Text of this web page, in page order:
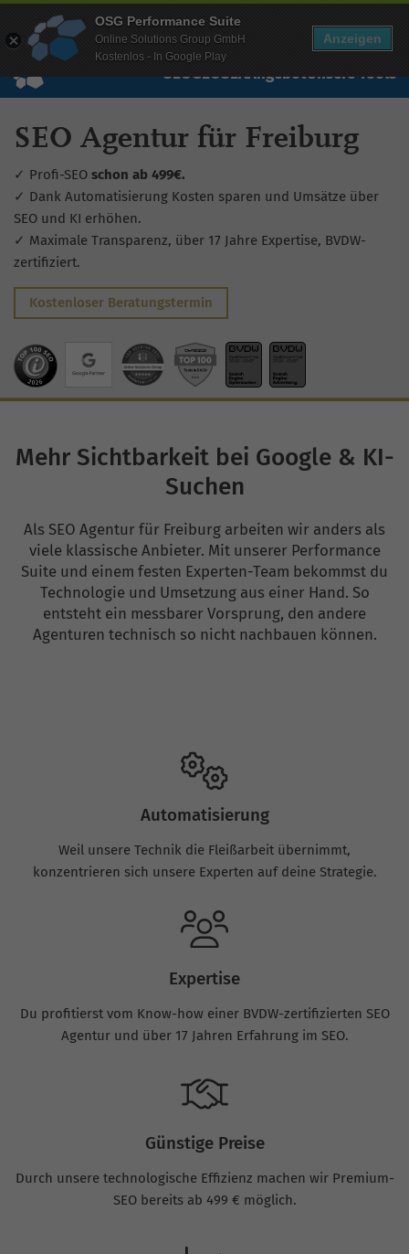
Wissen Free Checks Über uns Free Account
SEOGEOSEAAngebotUnsere Tools
SEO Agentur für Freiburg
✓ Profi-SEO schon ab 499€.
✓ Dank Automatisierung Kosten sparen und Umsätze über
SEO und KI erhöhen.
✓ Maximale Transparenz, über 17 Jahre Expertise, BVDW-
zertifiziert.
Kostenloser Beratungstermin
Mehr Sichtbarkeit bei Google & KI-
Suchen
Als SEO Agentur für Freiburg arbeiten wir anders als
viele klassische Anbieter. Mit unserer Performance
Suite und einem festen Experten-Team bekommst du
Technologie und Umsetzung aus einer Hand. So
entsteht ein messbarer Vorsprung, den andere
Agenturen technisch so nicht nachbauen können.
Automatisierung
Weil unsere Technik die Fleißarbeit übernimmt,
konzentrieren sich unsere Experten auf deine Strategie.
Expertise
Du profitierst vom Know-how einer BVDW-zertifizierten SEO
Agentur und über 17 Jahren Erfahrung im SEO.
Günstige Preise
Durch unsere technologische Effizienz machen wir Premium-
SEO bereits ab 499 € möglich.
OSG Performance Suite
Online Solutions Group GmbH
Kostenlos - In Google Play
Anzeigen